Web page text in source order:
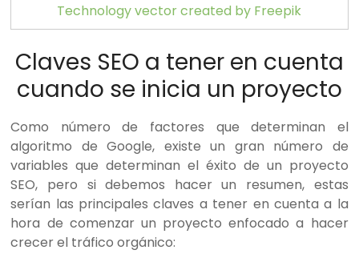
Technology vector created by Freepik
Claves SEO a tener en cuenta
cuando se inicia un proyecto
Como número de factores que determinan el
algoritmo de Google, existe un gran número de
variables que determinan el éxito de un proyecto
SEO, pero si debemos hacer un resumen, estas
serían las principales claves a tener en cuenta a la
hora de comenzar un proyecto enfocado a hacer
crecer el tráfico orgánico: